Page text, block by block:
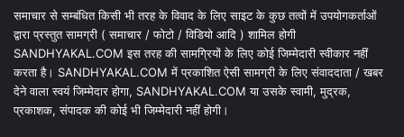
समाचार से सम्बंधित किसी भी तरह के विवाद के लिए साइट के कुछ तत्वों में उपयोगकर्ताओं
द्वारा प्रस्तुत सामग्री ( समाचार / फोटो / विडियो आदि ) शामिल होगी
SANDHYAKAL.COM इस तरह की सामग्रियों के लिए कोई जिम्मेदारी स्वीकार नहीं
करता है। SANDHYAKAL.COM में प्रकाशित ऐसी सामग्री के लिए संवाददाता / खबर
देने वाला स्वयं जिम्मेदार होगा, SANDHYAKAL.COM या उसके स्वामी, मुद्रक,
प्रकाशक, संपादक की कोई भी जिम्मेदारी नहीं होगी।